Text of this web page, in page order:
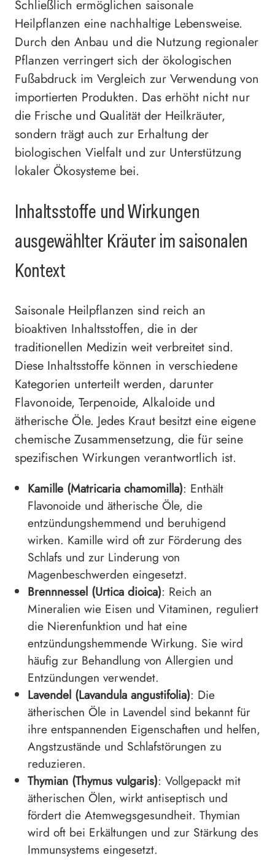
Schließlich ermöglichen saisonale
Heilpflanzen eine nachhaltige Lebensweise.
Durch den Anbau und die Nutzung regionaler
Pflanzen verringert sich der ökologischen
Fußabdruck im Vergleich zur Verwendung von
importierten Produkten. Das erhöht nicht nur
die Frische und Qualität der Heilkräuter,
sondern trägt auch zur Erhaltung der
biologischen Vielfalt und zur Unterstützung
lokaler Ökosysteme bei.
Inhaltsstoffe und Wirkungen
ausgewählter Kräuter im saisonalen
Kontext
Saisonale Heilpflanzen sind reich an
bioaktiven Inhaltsstoffen, die in der
traditionellen Medizin weit verbreitet sind.
Diese Inhaltsstoffe können in verschiedene
Kategorien unterteilt werden, darunter
Flavonoide, Terpenoide, Alkaloide und
ätherische Öle. Jedes Kraut besitzt eine eigene
chemische Zusammensetzung, die für seine
spezifischen Wirkungen verantwortlich ist.
Kamille (Matricaria chamomilla): Enthält
Flavonoide und ätherische Öle, die
entzündungshemmend und beruhigend
wirken. Kamille wird oft zur Förderung des
Schlafs und zur Linderung von
Magenbeschwerden eingesetzt.
Brennnessel (Urtica dioica): Reich an
Mineralien wie Eisen und Vitaminen, reguliert
die Nierenfunktion und hat eine
entzündungshemmende Wirkung. Sie wird
häufig zur Behandlung von Allergien und
Entzündungen verwendet.
Lavendel (Lavandula angustifolia): Die
ätherischen Öle in Lavendel sind bekannt für
ihre entspannenden Eigenschaften und helfen,
Angstzustände und Schlafstörungen zu
reduzieren.
Thymian (Thymus vulgaris): Vollgepackt mit
ätherischen Ölen, wirkt antiseptisch und
fördert die Atemwegsgesundheit. Thymian
wird oft bei Erkältungen und zur Stärkung des
Immunsystems eingesetzt.